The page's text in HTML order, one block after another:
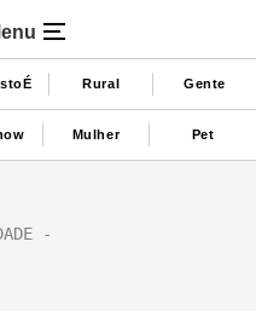
Rural Gente
Mulher Pet